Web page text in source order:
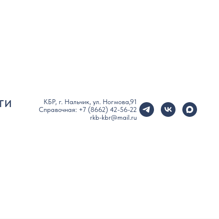
КБР, г. Нальчик, ул. Ногмова,91
Справочная: +7 (8662) 42-56-22
rkb-kbr@mail.ru
прием